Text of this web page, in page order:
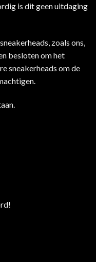
is dit geen uitdaging
zoals ons,
besloten om het
sneakerheads om de